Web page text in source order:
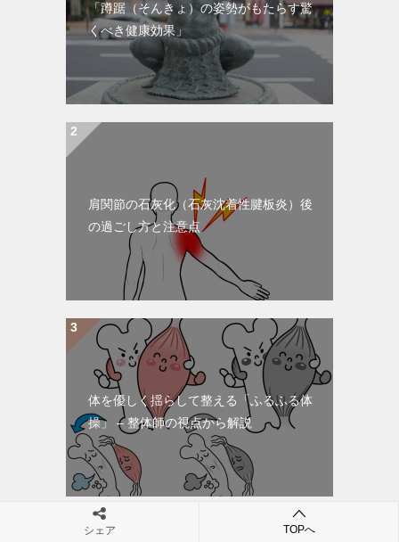
「蹲踞（そんきょ）の姿勢がもたらす驚
くべき健康効果」
肩関節の石灰化（石灰沈着性腱板炎）後
の過ごし方と注意点
体を優しく揺らして整える「ふるふる体
操」 – 整体師の視点から解説
シェア TOPへ